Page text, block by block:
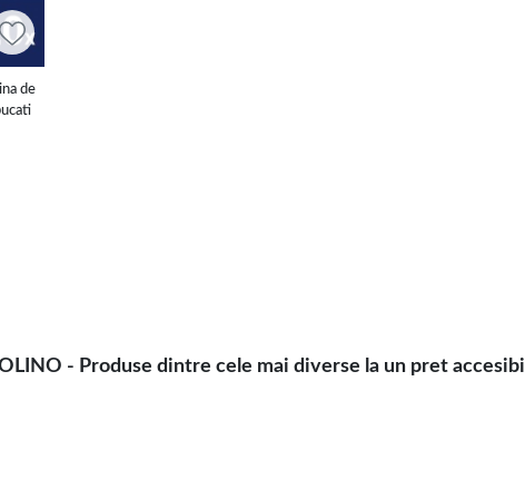
de
- Produse dintre cele mai diverse la un pret accesibil